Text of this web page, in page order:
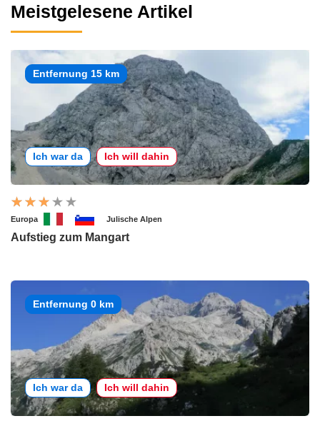
Meistgelesene Artikel
Entfernung 15 km
Ich war da Ich will dahin
Europa Julische Alpen
Aufstieg zum Mangart
Entfernung 0 km
Ich war da Ich will dahin